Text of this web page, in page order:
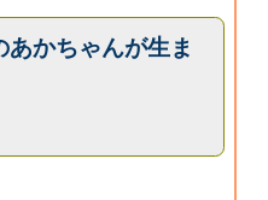
かちゃんが生ま